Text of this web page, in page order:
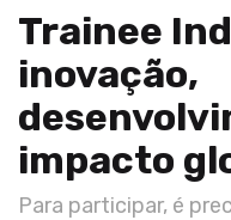
Trainee
inovação,
impacto
Para participar, é